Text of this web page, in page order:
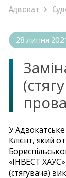
Адвокат
28 липня
У
Клієнт, який
«ІНВЕСТ
(стягувача)